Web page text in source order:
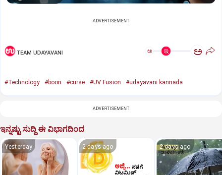
ADVERTISEMENT
TEAM UDAYAVANI ಅ ಅ
#Technology #boon #curse #UV Fusion #udayavani kannada
ADVERTISEMENT
ಇನ್ನಷ್ಟು ಸುದ್ದಿ ಈ ವಿಭಾಗದಿಂದ
Yesterday 2 days ago 2 days ago